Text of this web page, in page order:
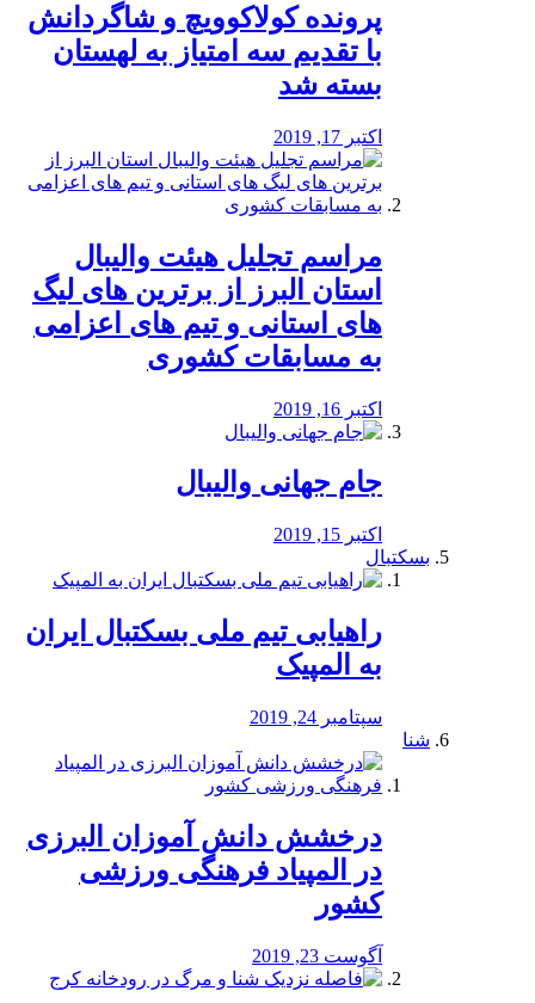
پرونده کولاکوویچ و شاگردانش
با تقدیم سه امتیاز به لهستان
بسته شد
اکتبر 17, 2019
مراسم تجلیل هیئت والیبال
استان البرز از برترین های لیگ
های استانی و تیم های اعزامی
به مسابقات کشوری
اکتبر 16, 2019
جام جهانی والیبال
اکتبر 15, 2019
بسکتبال
راهیابی تیم ملی بسکتبال ایران
به المپیک
سپتامبر 24, 2019
شنا
درخشش دانش آموزان البرزی
در المپیاد فرهنگی ورزشی
کشور
آگوست 23, 2019